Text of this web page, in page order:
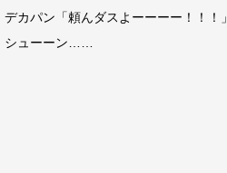
デカパン「頼んダスよーーーー！！！」
シューーン……